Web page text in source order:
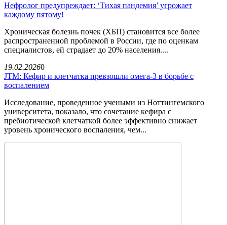
Нефролог предупреждает: ‘Тихая пандемия’ угрожает
каждому пятому!
Хроническая болезнь почек (ХБП) становится все более
распространенной проблемой в России, где по оценкам
специалистов, ей страдает до 20% населения....
19.02.20260
JTM: Кефир и клетчатка превзошли омега-3 в борьбе с
воспалением
Исследование, проведенное учеными из Ноттингемского
университета, показало, что сочетание кефира с
пребиотической клетчаткой более эффективно снижает
уровень хронического воспаления, чем...